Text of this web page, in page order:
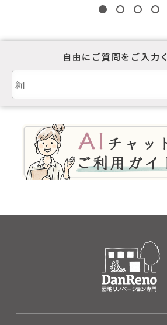
自由にご質問をご入力